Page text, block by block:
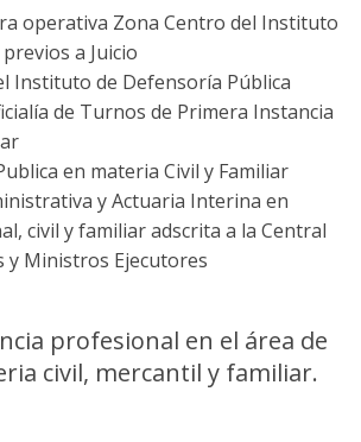
operativa Zona Centro del Instituto
a Juicio
Instituto de Defensoría Pública
de Turnos de Primera Instancia
en materia Civil y Familiar
y Actuaria Interina en
civil y familiar adscrita a la Central
y Ministros Ejecutores
profesional en el área de
civil, mercantil y familiar.